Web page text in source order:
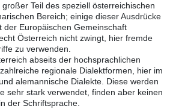
Teil des speziell österreichischen
Bereich; einige dieser Ausdrücke
der Europäischen Gemeinschaft
Österreich nicht zwingt, hier fremde
zu verwenden.
abseits der hochsprachlichen
regionale Dialektformen, hier im
alemannische Dialekte. Diese werden
sehr stark verwendet, finden aber keinen
der Schriftsprache.